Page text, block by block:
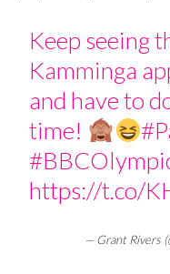
Keep seeing
Kamminga
and have to
time!
https://t.co/
— Grant Rivers